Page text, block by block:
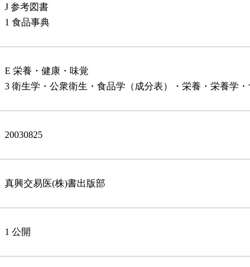
J 参考図書
1 食品事典
E 栄養・健康・味覚
3 衛生学・公衆衛生・食品学（成分表）・栄養・栄養学
20030825
真興交易医(株)書出版部
1 公開